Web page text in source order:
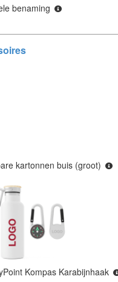
benaming
kartonnen buis (groot)
Kompas Karabijnhaak